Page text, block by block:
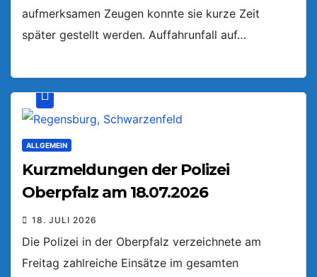
aufmerksamen Zeugen konnte sie kurze Zeit
später gestellt werden. Auffahrunfall auf…
ALLGEMEIN
Kurzmeldungen der Polizei
Oberpfalz am 18.07.2026
18. JULI 2026
Die Polizei in der Oberpfalz verzeichnete am
Freitag zahlreiche Einsätze im gesamten